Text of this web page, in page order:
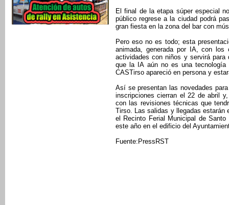
El final de la etapa súper especial
público regrese a la ciudad podrá
gran fiesta en la zona del bar con
Pero eso no es todo; esta
animada, generada por IA, con
actividades con niños y servirá
que la IA aún no es una tecnología
CASTirso apareció en persona y
Así se presentan las novedades
inscripciones cierran el 22 de abril
con las revisiones técnicas que
Tirso. Las salidas y llegadas estarán
el Recinto Ferial Municipal de
este año en el edificio del
Fuente:PressRST